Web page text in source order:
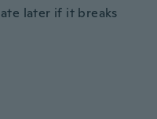
later if it breaks